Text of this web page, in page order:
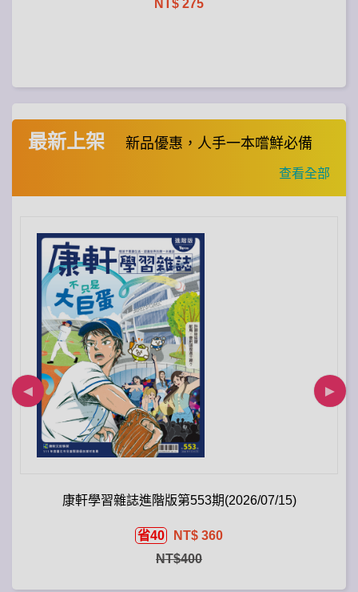
NT$ 275
最新上架 新品優惠，人手一本嚐鮮必備
查看全部
康軒學習雜誌進階版第553期(2026/07/15)
省40
NT$ 360
NT$400